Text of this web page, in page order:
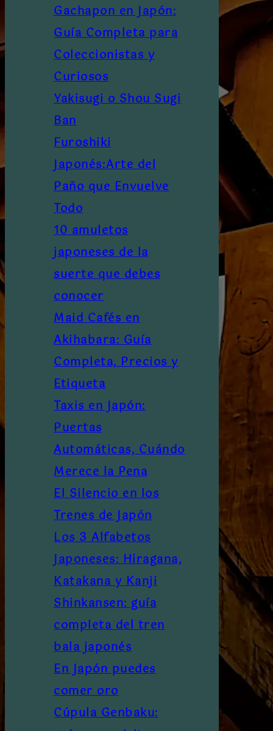
Gachapon en Japón:
Guía Completa para
Coleccionistas y
Curiosos
Yakisugi o Shou Sugi
Ban
Furoshiki
Japonés:Arte del
Paño que Envuelve
Todo
10 amuletos
japoneses de la
suerte que debes
conocer
Maid Cafés en
Akihabara: Guía
Completa, Precios y
Etiqueta
Taxis en Japón:
Puertas
Automáticas, Cuándo
Merece la Pena
El Silencio en los
Trenes de Japón
Los 3 Alfabetos
Japoneses: Hiragana,
Katakana y Kanji
Shinkansen: guía
completa del tren
bala japonés
En Japón puedes
comer oro
Cúpula Genbaku: